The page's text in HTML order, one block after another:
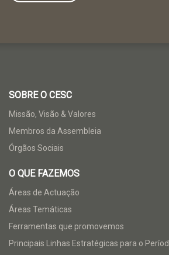
SOBRE O CESC
Missão, Visão & Valores
Membros da Assembleia
Órgãos Sociais
O QUE FAZEMOS
Áreas de Actuação
Áreas Temáticas
Ferramentas que promovemos
Principais Linhas Estratégicas para o